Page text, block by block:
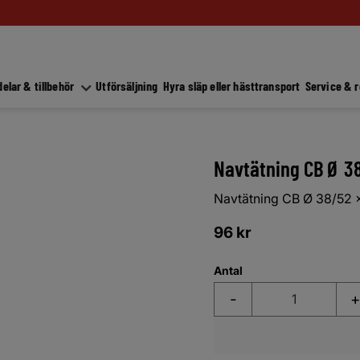
& tillbehör Utförsäljning Hyra släp eller hästtransport Service &
Navtätning CB Ø
Navtätning CB Ø 38/52
96 kr
Antal
+
-